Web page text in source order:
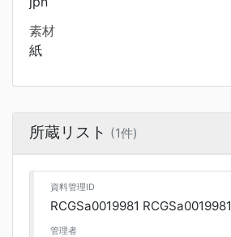
素材
紙
所蔵リスト (1件)
資料管理ID
RCGSa0019981 RCGSa0019981
管理者